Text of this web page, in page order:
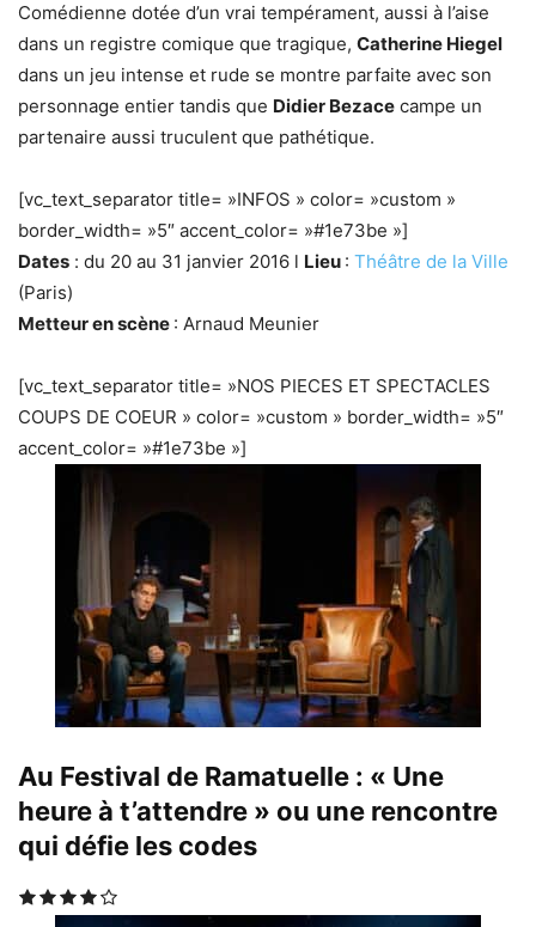
Comédienne dotée d’un vrai tempérament, aussi à l’aise
dans un registre comique que tragique, Catherine Hiegel
dans un jeu intense et rude se montre parfaite avec son
personnage entier tandis que Didier Bezace campe un
partenaire aussi truculent que pathétique.
[vc_text_separator title= »INFOS » color= »custom »
border_width= »5″ accent_color= »#1e73be »]
Dates : du 20 au 31 janvier 2016 l Lieu : Théâtre de la Ville
(Paris)
Metteur en scène : Arnaud Meunier
[vc_text_separator title= »NOS PIECES ET SPECTACLES
COUPS DE COEUR » color= »custom » border_width= »5″
accent_color= »#1e73be »]
Au Festival de Ramatuelle : « Une
heure à t’attendre » ou une rencontre
qui défie les codes